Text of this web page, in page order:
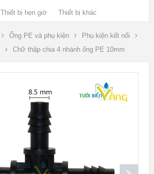
Thiết bị hẹn giờ Thiết bị khác
Ống PE và phụ kiện
Phụ kiện kết nối
Chữ thập chia 4 nhánh ống PE 10mm